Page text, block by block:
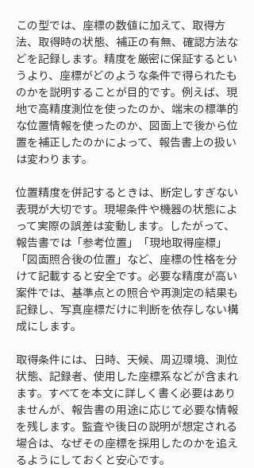
この型では、座標の数値に加えて、取得方
法、取得時の状態、補正の有無、確認方法な
どを記録します。精度を厳密に保証するとい
うより、座標がどのような条件で得られたも
のかを説明することが目的です。例えば、現
地で高精度測位を使ったのか、端末の標準的
な位置情報を使ったのか、図面上で後から位
置を補正したのかによって、報告書上の扱い
は変わります。
位置精度を併記するときは、断定しすぎない
表現が大切です。現場条件や機器の状態によ
って実際の誤差は変動します。したがって、
報告書では「参考位置」「現地取得座標」
「図面照合後の位置」など、座標の性格を分
けて記載すると安全です。必要な精度が高い
案件では、基準点との照合や再測定の結果も
記録し、写真座標だけに判断を依存しない構
成にします。
取得条件には、日時、天候、周辺環境、測位
状態、記録者、使用した座標系などが含まれ
ます。すべてを本文に詳しく書く必要はあり
ませんが、報告書の用途に応じて必要な情報
を残します。監査や後日の説明が想定される
場合は、なぜその座標を採用したのかを追え
るようにしておくと安心です。